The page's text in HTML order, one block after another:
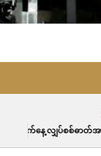
ဓာတ်အား စုစုပေါင်းထုတ်လု